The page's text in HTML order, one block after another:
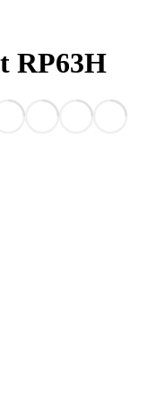
RP63H